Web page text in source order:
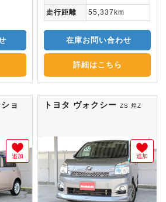
走行距離
55,337km
在庫お問い合わせ
詳細はこちら
ョ
追加
トヨタ ヴォクシーZS 煌Z
追加